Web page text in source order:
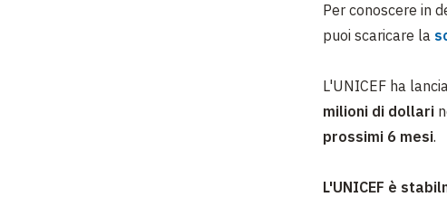
Per conoscere in
puoi scaricare la
L'UNICEF ha
milioni di dollari
prossimi 6 mesi.
L'UNICEF è